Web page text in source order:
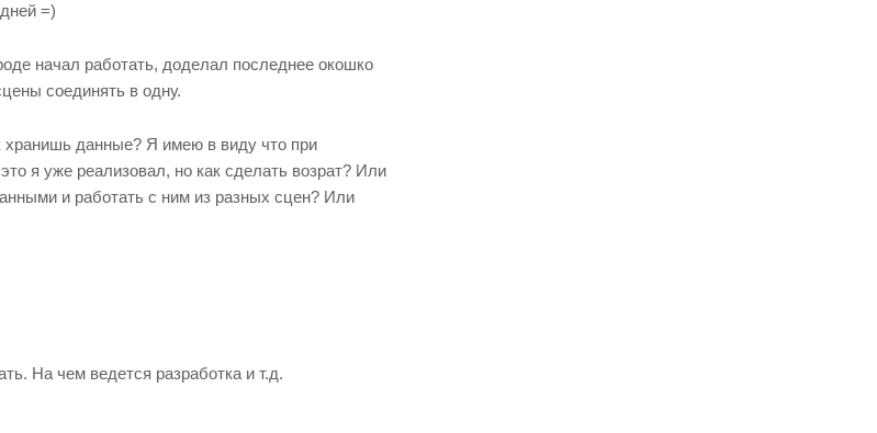
=)
начал работать, доделал последнее окошко
соединять в одну.
хранишь данные? Я имею в виду что при
я уже реализовал, но как сделать возрат? Или
и работать с ним из разных сцен? Или
На чем ведется разработка и т.д.